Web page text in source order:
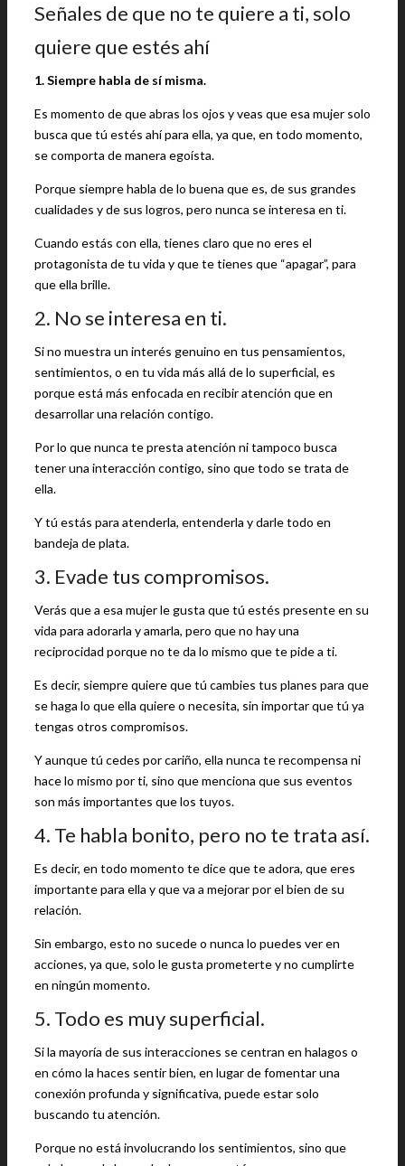
Señales de que no te quiere a ti, solo
quiere que estés ahí
1. Siempre habla de sí misma.
Es momento de que abras los ojos y veas que esa mujer solo
busca que tú estés ahí para ella, ya que, en todo momento,
se comporta de manera egoísta.
Porque siempre habla de lo buena que es, de sus grandes
cualidades y de sus logros, pero nunca se interesa en ti.
Cuando estás con ella, tienes claro que no eres el
protagonista de tu vida y que te tienes que “apagar”, para
que ella brille.
2. No se interesa en ti.
Si no muestra un interés genuino en tus pensamientos,
sentimientos, o en tu vida más allá de lo superficial, es
porque está más enfocada en recibir atención que en
desarrollar una relación contigo.
Por lo que nunca te presta atención ni tampoco busca
tener una interacción contigo, sino que todo se trata de
ella.
Y tú estás para atenderla, entenderla y darle todo en
bandeja de plata.
3. Evade tus compromisos.
Verás que a esa mujer le gusta que tú estés presente en su
vida para adorarla y amarla, pero que no hay una
reciprocidad porque no te da lo mismo que te pide a ti.
Es decir, siempre quiere que tú cambies tus planes para que
se haga lo que ella quiere o necesita, sin importar que tú ya
tengas otros compromisos.
Y aunque tú cedes por cariño, ella nunca te recompensa ni
hace lo mismo por ti, sino que menciona que sus eventos
son más importantes que los tuyos.
4. Te habla bonito, pero no te trata así.
Es decir, en todo momento te dice que te adora, que eres
importante para ella y que va a mejorar por el bien de su
relación.
Sin embargo, esto no sucede o nunca lo puedes ver en
acciones, ya que, solo le gusta prometerte y no cumplirte
en ningún momento.
5. Todo es muy superficial.
Si la mayoría de sus interacciones se centran en halagos o
en cómo la haces sentir bien, en lugar de fomentar una
conexión profunda y significativa, puede estar solo
buscando tu atención.
Porque no está involucrando los sentimientos, sino que